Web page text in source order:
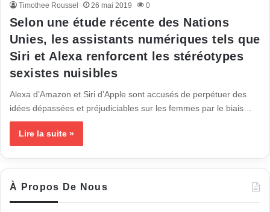
Timothee Roussel 26 mai 2019 0
Selon une étude récente des Nations
Unies, les assistants numériques tels que
Siri et Alexa renforcent les stéréotypes
sexistes nuisibles
Alexa d’Amazon et Siri d’Apple sont accusés de perpétuer des
idées dépassées et préjudiciables sur les femmes par le biais…
Lire la suite »
À Propos De Nous